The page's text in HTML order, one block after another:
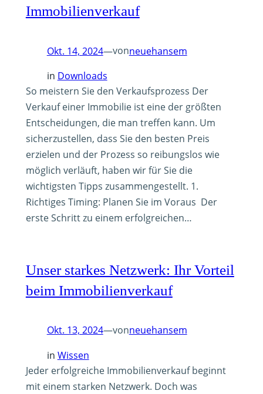
Immobilienverkauf
Okt. 14, 2024—vonneuehansem
in Downloads
So meistern Sie den Verkaufsprozess Der
Verkauf einer Immobilie ist eine der größten
Entscheidungen, die man treffen kann. Um
sicherzustellen, dass Sie den besten Preis
erzielen und der Prozess so reibungslos wie
möglich verläuft, haben wir für Sie die
wichtigsten Tipps zusammengestellt. 1.
Richtiges Timing: Planen Sie im Voraus Der
erste Schritt zu einem erfolgreichen…
Unser starkes Netzwerk: Ihr Vorteil
beim Immobilienverkauf
Okt. 13, 2024—vonneuehansem
in Wissen
Jeder erfolgreiche Immobilienverkauf beginnt
mit einem starken Netzwerk. Doch was